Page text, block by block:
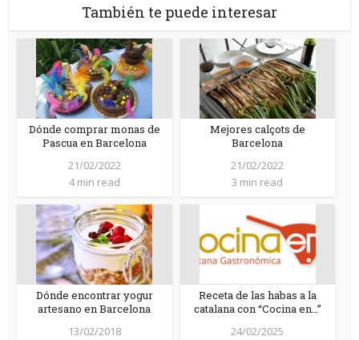
También te puede interesar
Dónde comprar monas de
Pascua en Barcelona
21/02/2022
4 min read
Mejores calçots de
Barcelona
21/02/2022
3 min read
Dónde encontrar yogur
artesano en Barcelona
13/02/2018
Receta de las habas a la
catalana con “Cocina en…”
24/02/2025